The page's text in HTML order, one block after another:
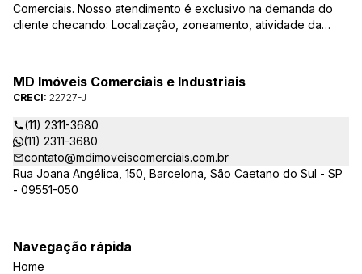
Comerciais. Nosso atendimento é exclusivo na demanda do
cliente checando: Localização, zoneamento, atividade da
atender de verdade a sua necessidade!
MD Imóveis Comerciais e Industriais
CRECI: 22727-J
(11) 2311-3680
(11) 2311-3680
contato@mdimoveiscomerciais.com.br
Rua Joana Angélica, 150, Barcelona, São Caetano do Sul - SP
- 09551-050
Navegação rápida
Home